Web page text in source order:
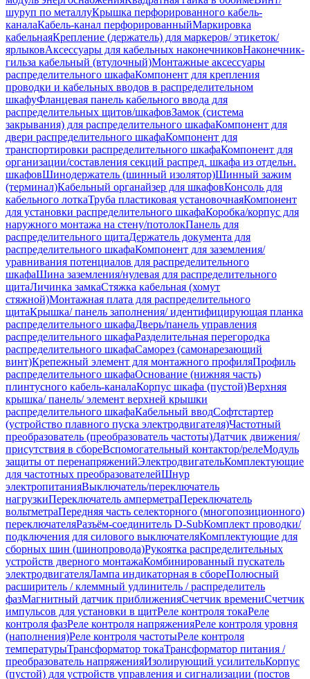
шуруп по металлуКрышка перфорированного кабель-
каналаКабель-канал перфорированныйМаркировка
кабельнаяКрепление (держатель) для маркеров/ этикеток/
ярлыковАксессуары для кабельных наконечниковНаконечник-
гильза кабельный (втулочный)Монтажные аксессуары
распределительного шкафаКомпонент для крепления
проводки и кабельных вводов в распределительном
шкафуФланцевая панель кабельного ввода для
распределительных щитов/шкафовЗамок (система
закрывания) для распределительного шкафаКомпонент для
двери распределительного шкафаКомпонент для
транспортировки распределительного шкафаКомпонент для
организации/составления секций распред. шкафа из отдельн.
шкафовШинодержатель (шинный изолятор)Шинный зажим
(терминал)Кабельный органайзер для шкафовКонсоль для
кабельного лоткаТруба пластиковая установочнаяКомпонент
для установки распределительного шкафаКоробка/корпус для
наружного монтажа на стену/потолокПанель для
распределительного щитаДержатель документа для
распределительного шкафаКомпонент для заземления/
уравнивания потенциалов для распределительного
шкафаШина заземления/нулевая для распределительного
щитаЛичинка замкаСтяжка кабельная (хомут
стяжной)Монтажная плата для распределительного
щитаКрышка/ панель заполнения/ идентифицирующая планка
распределительного шкафаДверь/панель управления
распределительного шкафаРазделительная перегородка
распределительного шкафаСаморез (самонарезающий
винт)Крепежный элемент для монтажного профиляПрофиль
распределительного шкафаОснование (нижняя часть)
плинтусного кабель-каналаКорпус шкафа (пустой)Верхняя
крышка/ панель/ элемент верхней крышки
распределительного шкафаКабельный вводСофтстартер
(устройство плавного пуска электродвигателя)Частотный
преобразователь (преобразователь частоты)Датчик движения/
присутствия в сбореВспомогательный контактор/релеМодуль
защиты от перенапряженийЭлектродвигательКомплектующие
для частотных преобразователейШнур
электропитанияВыключатель/переключатель
нагрузкиПереключатель амперметраПереключатель
вольтметраПередняя часть селекторного (многопозиционного)
переключателяРазъём-соединитель D-SubКомплект проводки/
подключения для силового выключателяКомплектующие для
сборных шин (шинопровода)Рукоятка распределительных
устройств дверного монтажаКомбинированный пускатель
электродвигателяЛампа индикаторная в сбореПолюсный
расширитель / клеммный удлинитель / распределитель
фазМагнитный датчик приближенияСчетчик времениСчетчик
импульсов для установки в щитРеле контроля токаРеле
контроля фазРеле контроля напряженияРеле контроля уровня
(наполнения)Реле контроля частотыРеле контроля
температурыТрансформатор токаТрансформатор питания /
преобразователь напряженияИзолирующий усилительКорпус
(пустой) для устройств управления и сигнализации (постов